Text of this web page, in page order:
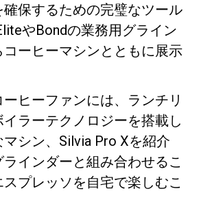
保するための完璧なツール
やBondの業務用グライン
コーヒーマシンとともに展示
ヒーファンには、ランチリ
ラーテクノロジーを搭載し
シン、Silvia Pro Xを紹介
インダーと組み合わせるこ
プレッソを自宅で楽しむこ